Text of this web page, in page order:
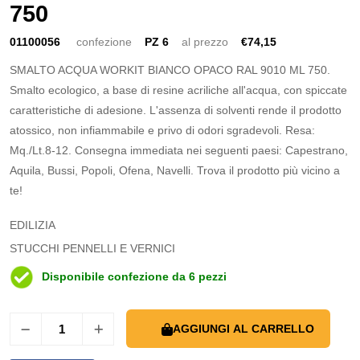
750
01100056 confezione PZ 6 al prezzo €74,15
SMALTO ACQUA WORKIT BIANCO OPACO RAL 9010 ML 750.
Smalto ecologico, a base di resine acriliche all'acqua, con spiccate
caratteristiche di adesione. L'assenza di solventi rende il prodotto
atossico, non infiammabile e privo di odori sgradevoli. Resa:
Mq./Lt.8-12. Consegna immediata nei seguenti paesi: Capestrano,
Aquila, Bussi, Popoli, Ofena, Navelli. Trova il prodotto più vicino a
te!
EDILIZIA
STUCCHI PENNELLI E VERNICI
Disponibile confezione da 6 pezzi
AGGIUNGI AL CARRELLO